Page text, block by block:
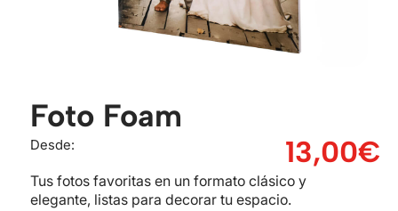
Foto Foam
Desde: 13,00€
Tus fotos favoritas en un formato clásico y
elegante, listas para decorar tu espacio.